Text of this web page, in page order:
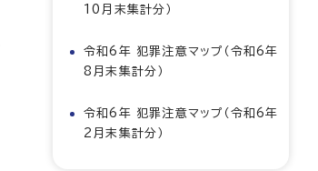
10月末集計分）
令和6年 犯罪注意マップ（令和6年
8月末集計分）
令和6年 犯罪注意マップ（令和6年
2月末集計分）